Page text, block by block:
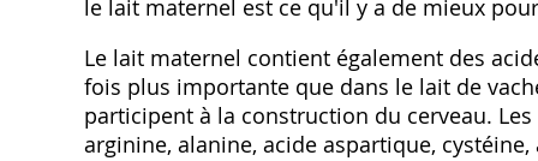
le lait maternel est ce qu'il y a de mieux
Le lait maternel contient également des
fois plus importante que dans le lait de
participent à la construction du cerveau.
arginine, alanine, acide aspartique,